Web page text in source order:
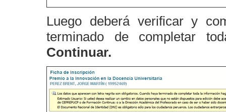
Luego deberá verificar y
terminado de completar
Continuar.